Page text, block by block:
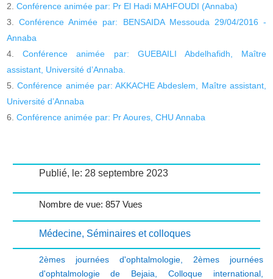
Conférence animée par: Pr El Hadi MAHFOUDI (Annaba)
Conférence Animée par: BENSAIDA Messouda 29/04/2016 -
Annaba
Conférence animée par: GUEBAILI Abdelhafidh, Maître
assistant, Université d’Annaba.
Conférence animée par: AKKACHE Abdeslem, Maître assistant,
Université d’Annaba
Conférence animée par: Pr Aoures, CHU Annaba
Publié, le: 28 septembre 2023
Nombre de vue: 857 Vues
Médecine, Séminaires et colloques
2èmes journées d'ophtalmologie, 2èmes journées
d'ophtalmologie de Bejaia
Colloque international,